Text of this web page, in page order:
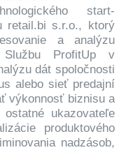
start-
retail.bi s.r.o., ktorý
a analýzu
Službu ProfitUp v
dát spoločnosti
alebo sieť predajní
výkonnosť biznisu a
ukazovateľe
produktového
nadzásob,